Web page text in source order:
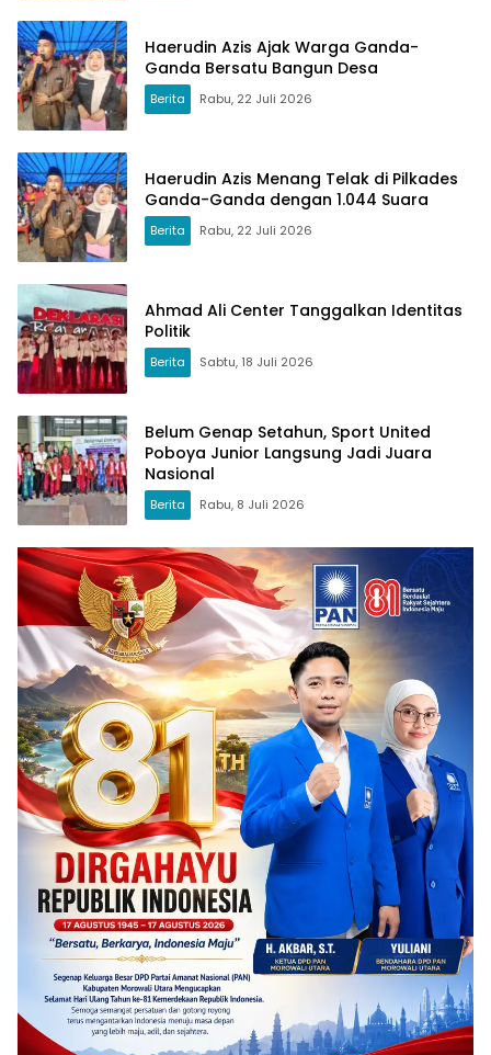
Haerudin Azis Ajak Warga Ganda-
Ganda Bersatu Bangun Desa
Berita Rabu, 22 Juli 2026
Haerudin Azis Menang Telak di Pilkades
Ganda-Ganda dengan 1.044 Suara
Berita Rabu, 22 Juli 2026
Ahmad Ali Center Tanggalkan Identitas
Politik
Berita Sabtu, 18 Juli 2026
Belum Genap Setahun, Sport United
Poboya Junior Langsung Jadi Juara
Nasional
Berita Rabu, 8 Juli 2026